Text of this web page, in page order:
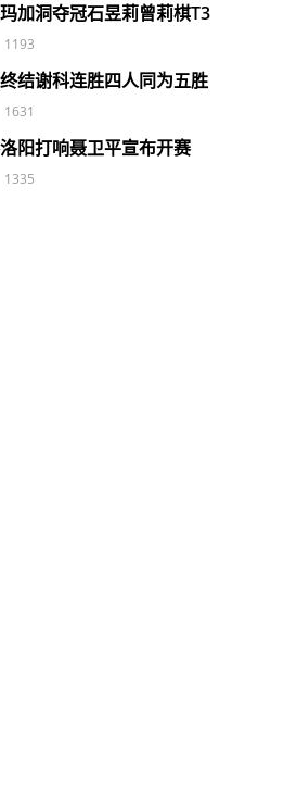
加洞夺冠石昱莉曾莉棋T3
1193
结谢科连胜四人同为五胜
1631
阳打响聂卫平宣布开赛
1335